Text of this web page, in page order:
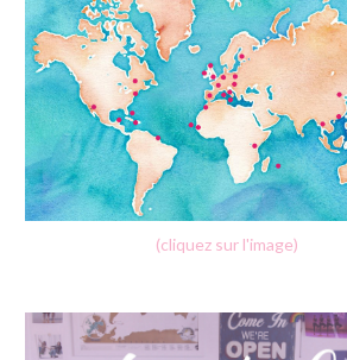
(cliquez sur l'image)